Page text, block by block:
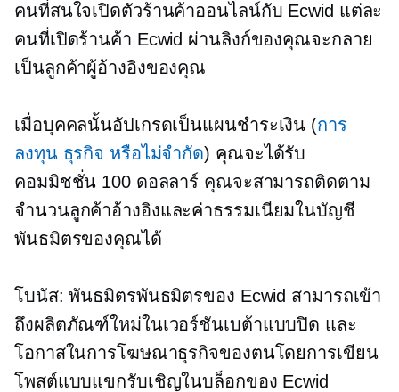
คนที่สนใจเปิดตัวร้านค้าออนไลน์กับ Ecwid แต่ละ
คนที่เปิดร้านค้า Ecwid ผ่านลิงก์ของคุณจะกลาย
เป็นลูกค้าผู้อ้างอิงของคุณ
เมื่อบุคคลนั้นอัปเกรดเป็นแผนชำระเงิน (การ
ลงทุน ธุรกิจ หรือไม่จำกัด) คุณจะได้รับ
คอมมิชชั่น 100 ดอลลาร์ คุณจะสามารถติดตาม
จำนวนลูกค้าอ้างอิงและค่าธรรมเนียมในบัญชี
พันธมิตรของคุณได้
โบนัส: พันธมิตรพันธมิตรของ Ecwid สามารถเข้า
ถึงผลิตภัณฑ์ใหม่ในเวอร์ชันเบต้าแบบปิด และ
โอกาสในการโฆษณาธุรกิจของตนโดยการเขียน
โพสต์แบบแขกรับเชิญในบล็อกของ Ecwid